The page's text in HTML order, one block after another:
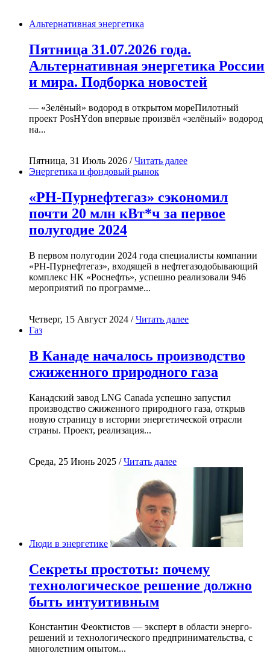
Альтернативная энергетика
Пятница 31.07.2026 года.
Альтернативная энергетика России
и мира. Подборка новостей
— «Зелёный» водород в открытом мореПилотный
проект PosHYdon впервые произвёл «зелёный» водород
на...
Пятница, 31 Июль 2026 /Читать далее
Энергетика и фондовый рынок
«РН-Пурнефтегаз» сэкономил
почти 20 млн кВт*ч за первое
полугодие 2024
В первом полугодии 2024 года специалисты компании
«РН-Пурнефтегаз», входящей в нефтегазодобывающий
комплекс НК «Роснефть», успешно реализовали 946
мероприятий по программе...
Четверг, 15 Август 2024 /Читать далее
Газ
В Канаде началось производство
сжиженного природного газа
Канадский завод LNG Canada успешно запустил
производство сжиженного природного газа, открыв
новую страницу в истории энергетической отрасли
страны. Проект, реализация...
Среда, 25 Июнь 2025 /Читать далее
Люди в энергетике
Секреты простоты: почему
технологическое решение должно
быть интуитивным
Константин Феоктистов — эксперт в области энерго-
решений и технологического предпринимательства, с
многолетним опытом...